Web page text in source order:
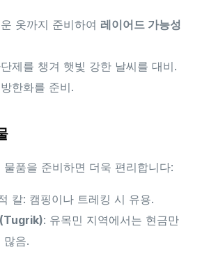
옷까지 준비하여 레이어드 가능성
제를 챙겨 햇빛 강한 날씨를 대비.
한화를 준비.
품을 준비하면 더욱 편리합니다:
칼: 캠핑이나 트레킹 시 유용.
: 유목민 지역에서는 현금만
많음.